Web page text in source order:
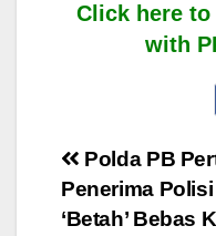
Click here
with
Post
Polda PB
Penerima Polisi
‘Betah’ Bebas